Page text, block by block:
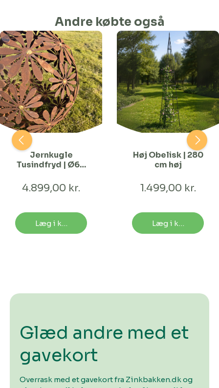
Andre købte også
Jernkugle
Tusindfryd | Ø60
4.899,00 kr.
Læg i kurv
Høj Obelisk | 280
cm høj
1.499,00 kr.
Læg i kurv
Glæd andre med et
gavekort
Overrask med et gavekort fra Zinkbakken.dk og